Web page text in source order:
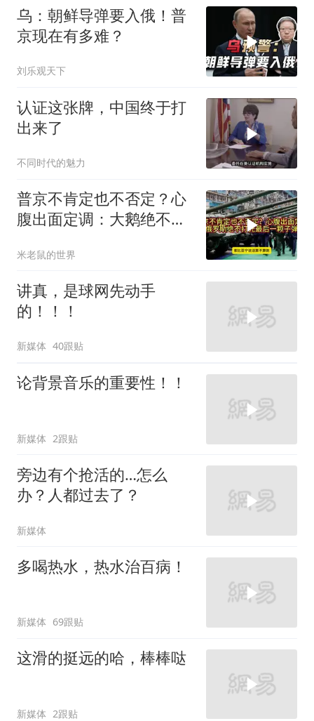
乌：朝鲜导弹要入俄！普
京现在有多难？
刘乐观天下
认证这张牌，中国终于打
出来了
不同时代的魅力
普京不肯定也不否定？心
腹出面定调：大鹅绝不打
米老鼠的世界
讲真，是球网先动手
的！！！
新媒体 40跟贴
论背景音乐的重要性！！
新媒体 2跟贴
旁边有个抢活的…怎么
办？人都过去了？
新媒体
多喝热水，热水治百病！
新媒体 69跟贴
这滑的挺远的哈，棒棒哒
新媒体 2跟贴